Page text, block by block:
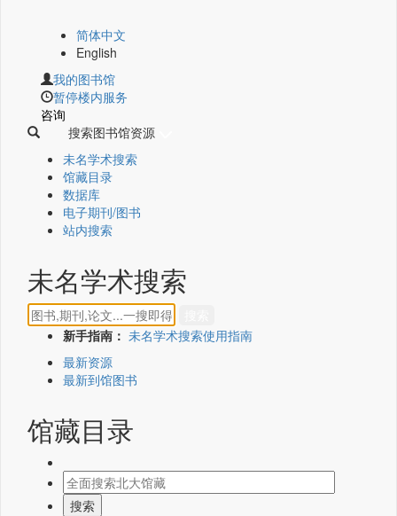
简体中文
English
我的图书馆
暂停楼内服务
咨询
搜索图书馆资源
未名学术搜索
馆藏目录
数据库
电子期刊/图书
站内搜索
未名学术搜索
新手指南： 未名学术搜索使用指南
最新资源
最新到馆图书
馆藏目录